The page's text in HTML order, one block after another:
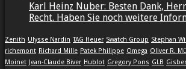
Karl Heinz Nuber: Besten Dank,
Recht. Haben Sie noch weitere
Zenith Ulysse Nardin TAG Heuer Swatch Group Stephan
richemont Richard Mille Patek Philippe Omega Oliver R.
Moinet
Jean-Claude Biver Hublot Gregory Pons GLB